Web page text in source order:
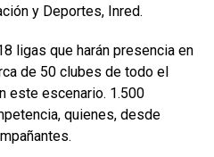
y Deportes, Inred.
ligas que harán presencia en
de 50 clubes de todo el
este escenario. 1.500
quienes, desde